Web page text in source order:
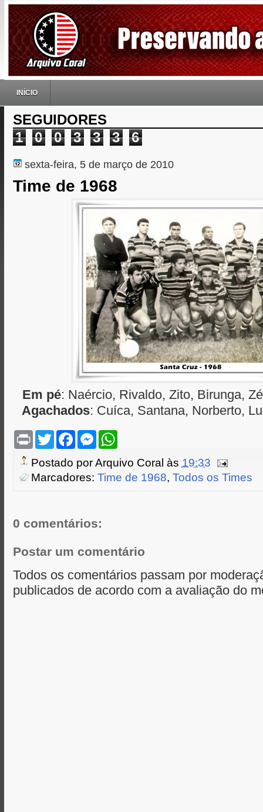
INÍCIO
SEGUIDORES
1
0 0 3 3 3 6
sexta-feira, 5 de março de 2010
Time de 1968
Em pé: Naércio, Rivaldo, Zito, Birunga,
Agachados: Cuíca, Santana, Norberto,
P
n
t
T
w
t
e
F
e
b
o
M
s
e
n
W
t
A
Postado porArquivo Coral às 19:33
Marcadores: Time de 1968, Todos os Times
0 comentários:
Postar um comentário
Todos os comentários passam por
publicados de acordo com a avaliação do